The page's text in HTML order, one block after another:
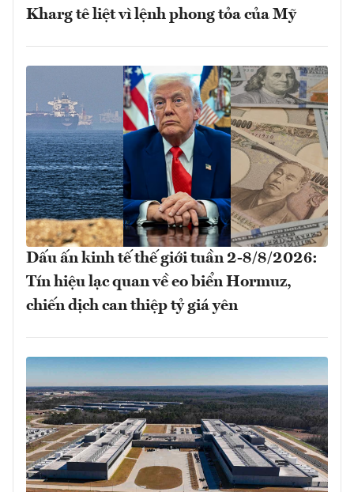
Kharg tê liệt vì lệnh phong tỏa của Mỹ
Dấu ấn kinh tế thế giới tuần 2-8/8/2026:
Tín hiệu lạc quan về eo biển Hormuz,
chiến dịch can thiệp tỷ giá yên